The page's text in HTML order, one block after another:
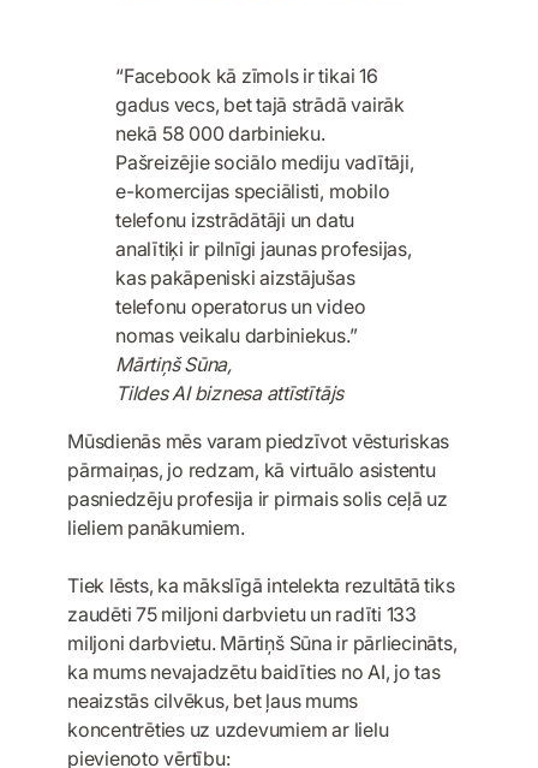
“Facebook kā zīmols ir tikai 16
gadus vecs, bet tajā strādā vairāk
nekā 58 000 darbinieku.
Pašreizējie sociālo mediju vadītāji,
e-komercijas speciālisti, mobilo
telefonu izstrādātāji un datu
analītiķi ir pilnīgi jaunas profesijas,
kas pakāpeniski aizstājušas
telefonu operatorus un video
nomas veikalu darbiniekus.”
Mārtiņš Sūna,
Tildes AI biznesa attīstītājs
Mūsdienās mēs varam piedzīvot vēsturiskas
pārmaiņas, jo redzam, kā virtuālo asistentu
pasniedzēju profesija ir pirmais solis ceļā uz
lieliem panākumiem.
Tiek lēsts, ka mākslīgā intelekta rezultātā tiks
zaudēti 75 miljoni darbvietu un radīti 133
miljoni darbvietu. Mārtiņš Sūna ir pārliecināts,
ka mums nevajadzētu baidīties no AI, jo tas
neaizstās cilvēkus, bet ļaus mums
koncentrēties uz uzdevumiem ar lielu
pievienoto vērtību: